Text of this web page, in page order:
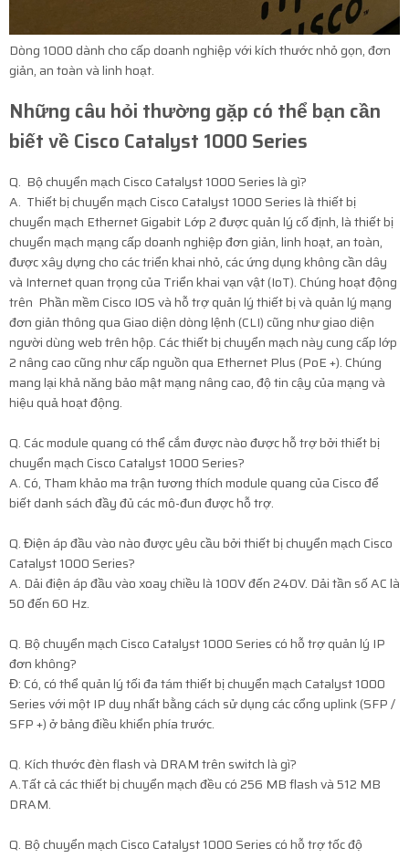
Dòng 1000 dành cho cấp doanh nghiệp với kích thước nhỏ gọn, đơn
giản, an toàn và linh hoạt.
Những câu hỏi thường gặp có thể bạn cần
biết về Cisco Catalyst 1000 Series
Q. Bộ chuyển mạch Cisco Catalyst 1000 Series là gì?
A. Thiết bị chuyển mạch Cisco Catalyst 1000 Series là thiết bị
chuyển mạch Ethernet Gigabit Lớp 2 được quản lý cố định, là thiết bị
chuyển mạch mạng cấp doanh nghiệp đơn giản, linh hoạt, an toàn,
được xây dựng cho các triển khai nhỏ, các ứng dụng không cần dây
và Internet quan trọng của Triển khai vạn vật (IoT). Chúng hoạt động
trên Phần mềm Cisco IOS và hỗ trợ quản lý thiết bị và quản lý mạng
đơn giản thông qua Giao diện dòng lệnh (CLI) cũng như giao diện
người dùng web trên hộp. Các thiết bị chuyển mạch này cung cấp lớp
2 nâng cao cũng như cấp nguồn qua Ethernet Plus (PoE +). Chúng
mang lại khả năng bảo mật mạng nâng cao, độ tin cậy của mạng và
hiệu quả hoạt động.
Q. Các module quang có thể cắm được nào được hỗ trợ bởi thiết bị
chuyển mạch Cisco Catalyst 1000 Series?
A. Có, Tham khảo ma trận tương thích module quang của Cisco để
biết danh sách đầy đủ các mô-đun được hỗ trợ.
Q. Điện áp đầu vào nào được yêu cầu bởi thiết bị chuyển mạch Cisco
Catalyst 1000 Series?
A. Dải điện áp đầu vào xoay chiều là 100V đến 240V. Dải tần số AC là
50 đến 60 Hz.
Q. Bộ chuyển mạch Cisco Catalyst 1000 Series có hỗ trợ quản lý IP
đơn không?
Đ: Có, có thể quản lý tối đa tám thiết bị chuyển mạch Catalyst 1000
Series với một IP duy nhất bằng cách sử dụng các cổng uplink (SFP /
SFP +) ở bảng điều khiển phía trước.
Q. Kích thước đèn flash và DRAM trên switch là gì?
A.Tất cả các thiết bị chuyển mạch đều có 256 MB flash và 512 MB
DRAM.
Q. Bộ chuyển mạch Cisco Catalyst 1000 Series có hỗ trợ tốc độ